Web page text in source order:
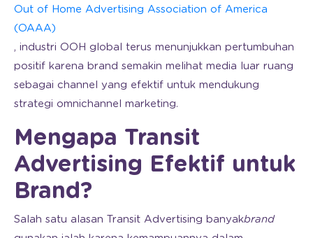
Out of Home Advertising Association of America
(OAAA)
, industri OOH global terus menunjukkan pertumbuhan
positif karena brand semakin melihat media luar ruang
sebagai channel yang efektif untuk mendukung
strategi omnichannel marketing.
Mengapa Transit
Advertising Efektif untuk
Brand?
Salah satu alasan Transit Advertising banyakbrand